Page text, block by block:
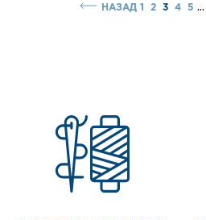
НАЗАД 1 2 3 4 5 ...